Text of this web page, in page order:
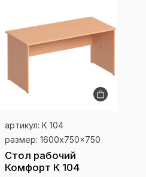
артикул: К 104
размер: 1600x750x750
Стол рабочий
Комфорт К 104